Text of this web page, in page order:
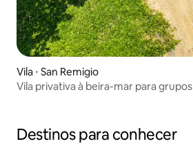
Vila ⋅ San Remigio
Vila privativa à beira-mar para
Destinos para conhecer